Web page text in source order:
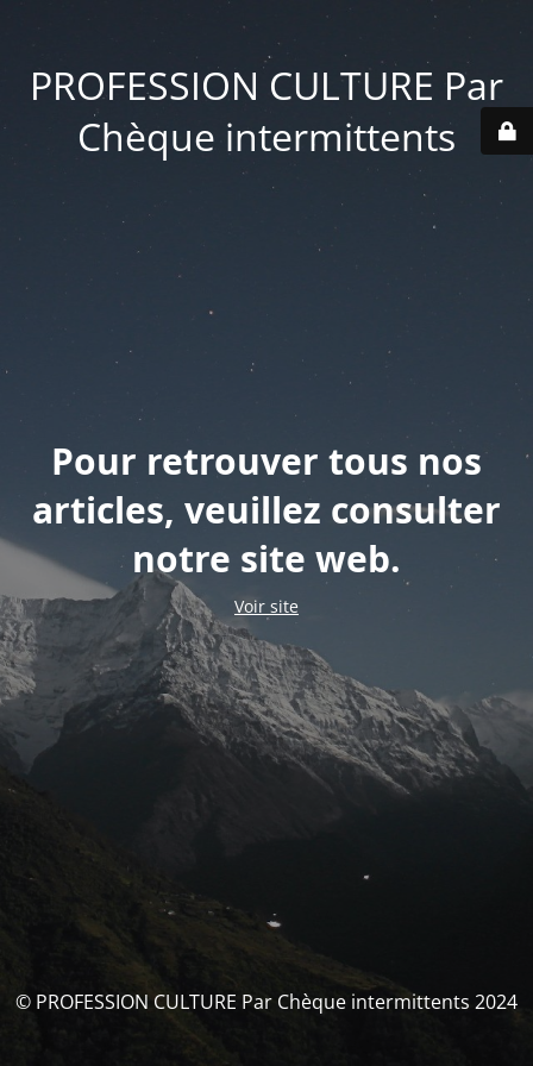
PROFESSION CULTURE Par
Chèque intermittents
Pour retrouver tous nos
articles, veuillez consulter
notre site web.
Voir site
© PROFESSION CULTURE Par Chèque intermittents 2024